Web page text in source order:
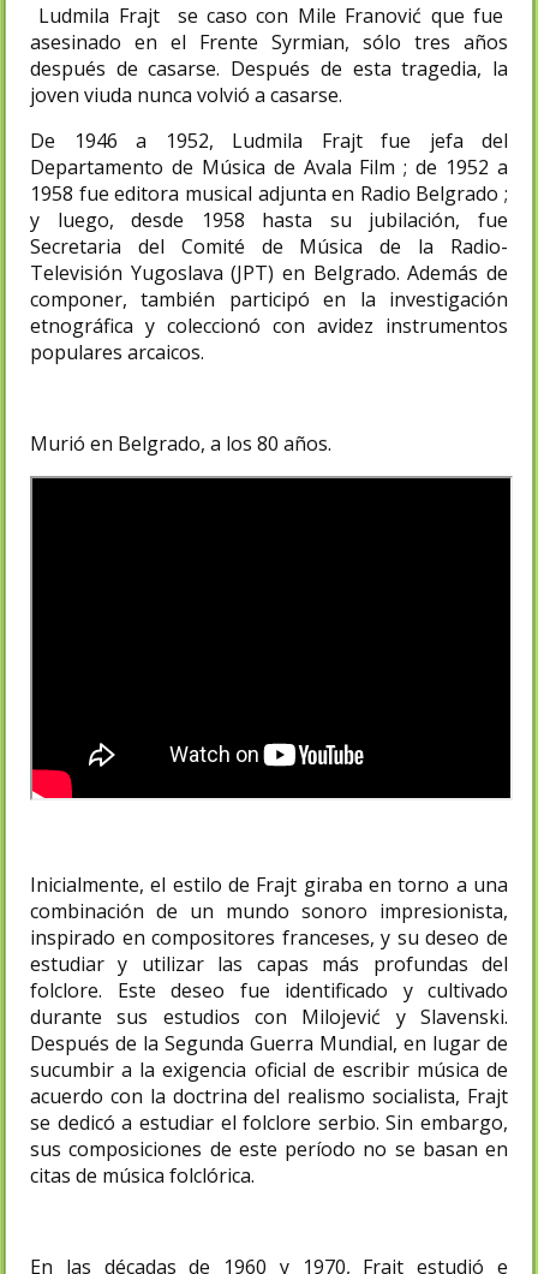
Ludmila Frajt se caso con Mile Franović que fue
asesinado en el Frente Syrmian, sólo tres años
después de casarse. Después de esta tragedia, la
joven viuda nunca volvió a casarse.
De 1946 a 1952, Ludmila Frajt fue jefa del
Departamento de Música de Avala Film ; de 1952 a
1958 fue editora musical adjunta en Radio Belgrado ;
y luego, desde 1958 hasta su jubilación, fue
Secretaria del Comité de Música de la Radio-
Televisión Yugoslava (ЈРТ) en Belgrado. Además de
componer, también participó en la investigación
etnográfica y coleccionó con avidez instrumentos
populares arcaicos.
Murió en Belgrado, a los 80 años.
Inicialmente, el estilo de Frajt giraba en torno a una
combinación de un mundo sonoro impresionista,
inspirado en compositores franceses, y su deseo de
estudiar y utilizar las capas más profundas del
folclore. Este deseo fue identificado y cultivado
durante sus estudios con Milojević y Slavenski.
Después de la Segunda Guerra Mundial, en lugar de
sucumbir a la exigencia oficial de escribir música de
acuerdo con la doctrina del realismo socialista, Frajt
se dedicó a estudiar el folclore serbio. Sin embargo,
sus composiciones de este período no se basan en
citas de música folclórica.
En las décadas de 1960 y 1970, Frajt estudió e